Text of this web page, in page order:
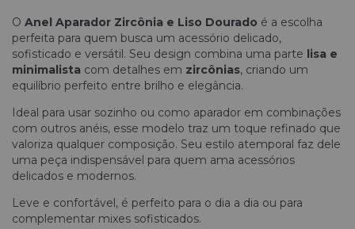
O Anel Aparador Zircônia e Liso Dourado é a escolha
perfeita para quem busca um acessório delicado,
sofisticado e versátil. Seu design combina uma parte lisa e
minimalista com detalhes em zircônias, criando um
equilíbrio perfeito entre brilho e elegância.
Ideal para usar sozinho ou como aparador em combinações
com outros anéis, esse modelo traz um toque refinado que
valoriza qualquer composição. Seu estilo atemporal faz dele
uma peça indispensável para quem ama acessórios
delicados e modernos.
Leve e confortável, é perfeito para o dia a dia ou para
complementar mixes sofisticados.